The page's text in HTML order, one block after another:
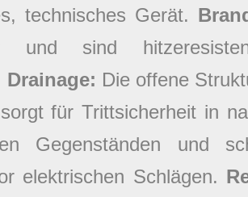
technisches Gerät.
und sind
Drainage: Die offene
für Trittsicherheit in
Gegenständen und
elektrischen Schlägen.